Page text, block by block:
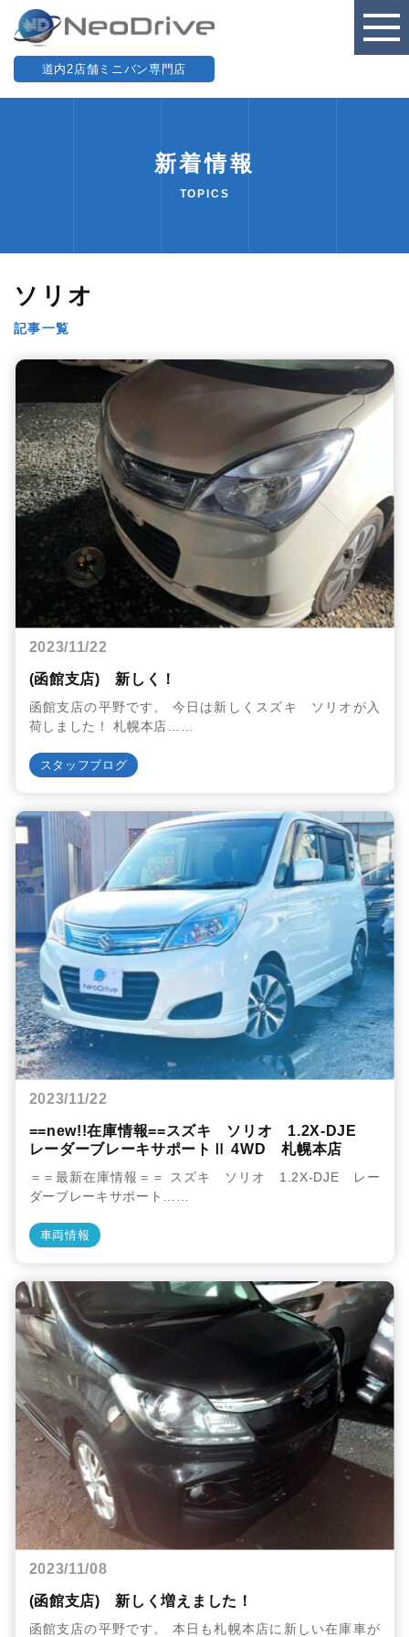
道内2店舗ミニバン専門店
新着情報
TOPICS
ソリオ
記事一覧
2023/11/22
(函館支店) 新しく！
函館支店の平野です。 今日は新しくスズキ ソリオが入
荷しました！ 札幌本店……
スタッフブログ
2023/11/22
==new!!在庫情報==スズキ ソリオ 1.2X-DJE
レーダーブレーキサポートⅡ 4WD 札幌本店
＝＝最新在庫情報＝＝ スズキ ソリオ 1.2X-DJE レー
ダーブレーキサポート……
車両情報
2023/11/08
(函館支店) 新しく増えました！
函館支店の平野です。 本日も札幌本店に新しい在庫車が